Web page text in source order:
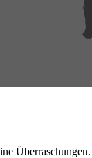
Überraschungen.